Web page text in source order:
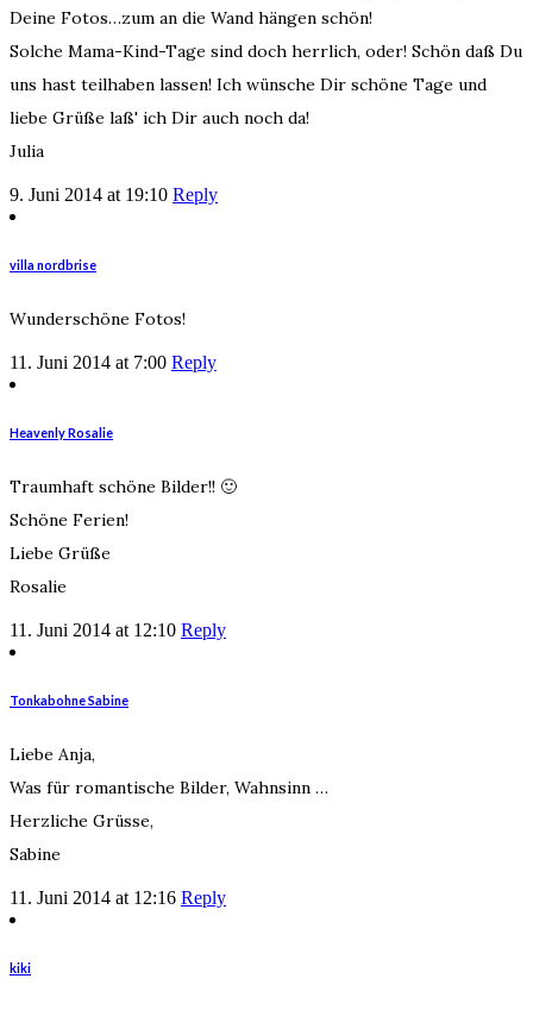
Deine Fotos…zum an die Wand hängen schön!
Solche Mama-Kind-Tage sind doch herrlich, oder! Schön daß Du
uns hast teilhaben lassen! Ich wünsche Dir schöne Tage und
liebe Grüße laß' ich Dir auch noch da!
Julia
9. Juni 2014 at 19:10 Reply
villa nordbrise
Wunderschöne Fotos!
11. Juni 2014 at 7:00 Reply
Heavenly Rosalie
Traumhaft schöne Bilder!! 🙂
Schöne Ferien!
Liebe Grüße
Rosalie
11. Juni 2014 at 12:10 Reply
Tonkabohne Sabine
Liebe Anja,
Was für romantische Bilder, Wahnsinn …
Herzliche Grüsse,
Sabine
11. Juni 2014 at 12:16 Reply
kiki